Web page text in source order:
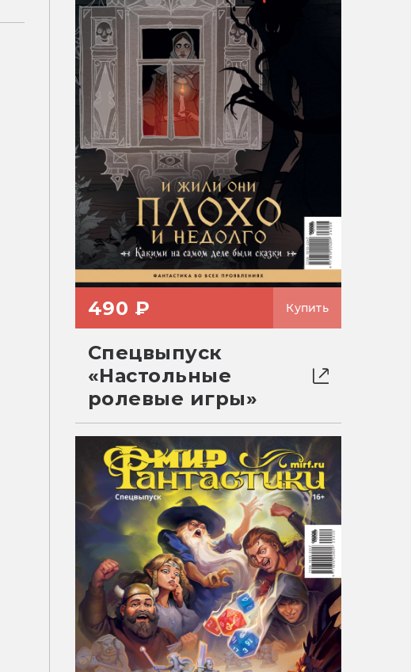
490 ₽ Купить
Спецвыпуск
«Настольные
ролевые игры»